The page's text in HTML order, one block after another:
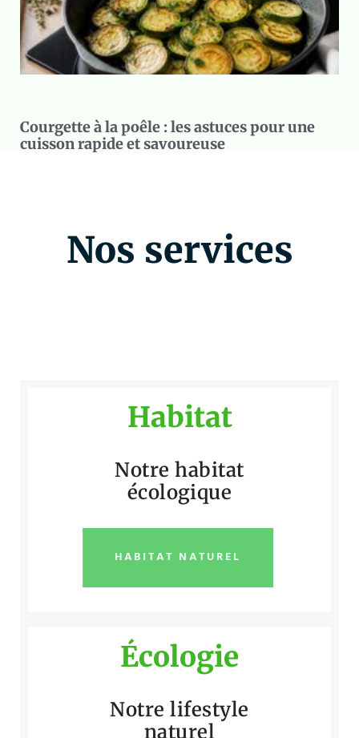
Courgette à la poêle : les astuces pour une
cuisson rapide et savoureuse
Nos services
Habitat
Notre habitat
écologique
HABITAT NATUREL
Écologie
Notre lifestyle
naturel